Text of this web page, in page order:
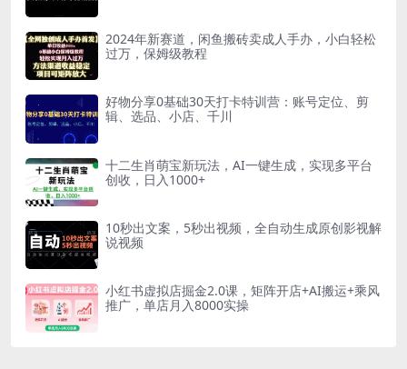
2024年新赛道，闲鱼搬砖卖成人手办，小白轻松
过万，保姆级教程
好物分享0基础30天打卡特训营：账号定位、剪
辑、选品、小店、千川
十二生肖萌宝新玩法，AI一键生成，实现多平台
创收，日入1000+
10秒出文案，5秒出视频，全自动生成原创影视解
说视频
小红书虚拟店掘金2.0课，矩阵开店+AI搬运+乘风
推广，单店月入8000实操